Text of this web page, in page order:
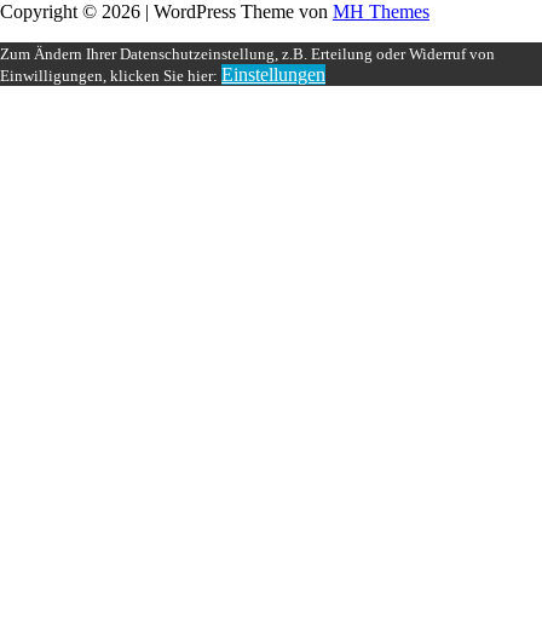
Copyright © 2026 | WordPress Theme von MH Themes
Zum Ändern Ihrer Datenschutzeinstellung, z.B. Erteilung oder Widerruf von
Einwilligungen, klicken Sie hier: Einstellungen